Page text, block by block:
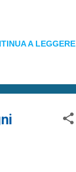
A LEGGERE